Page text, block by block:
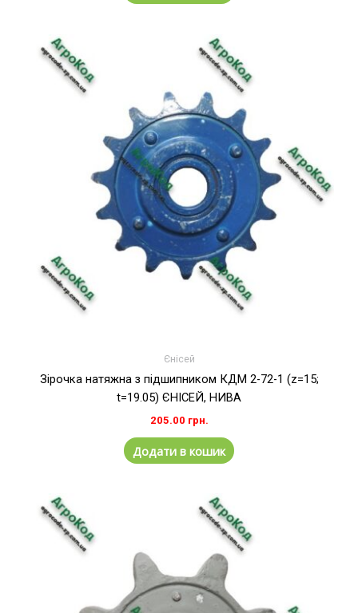
Єнісей
Зірочка натяжна з підшипником КДМ 2-72-1 (z=15;
t=19.05) ЄНІСЕЙ, НИВА
205.00 грн.
Додати в кошик